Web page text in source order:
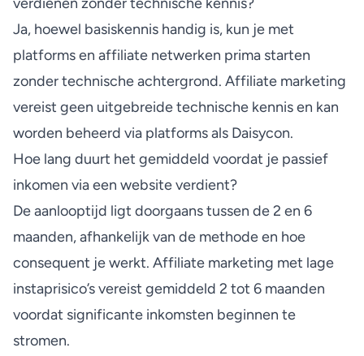
Ja, hoewel basiskennis handig is, kun je met
platforms en affiliate netwerken prima starten
zonder technische achtergrond. Affiliate marketing
vereist geen uitgebreide technische kennis en kan
worden beheerd via platforms als Daisycon.
Hoe lang duurt het gemiddeld voordat je passief
inkomen via een website verdient?
De aanlooptijd ligt doorgaans tussen de 2 en 6
maanden, afhankelijk van de methode en hoe
consequent je werkt. Affiliate marketing met lage
instaprisico’s vereist gemiddeld 2 tot 6 maanden
voordat significante inkomsten beginnen te
stromen.